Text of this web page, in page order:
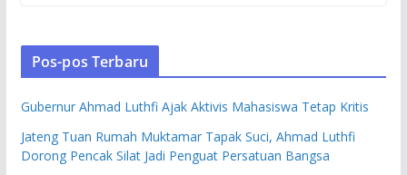
Pos-pos Terbaru
Gubernur Ahmad Luthfi Ajak Aktivis Mahasiswa Tetap Kritis
Jateng Tuan Rumah Muktamar Tapak Suci, Ahmad Luthfi
Dorong Pencak Silat Jadi Penguat Persatuan Bangsa